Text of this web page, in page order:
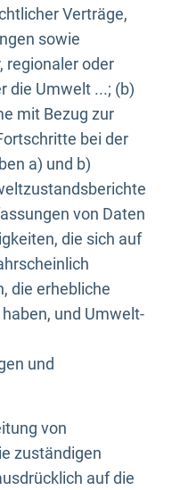
Verträge,
sowie
regionaler oder
die Umwelt ...; (b)
mit Bezug zur
bei der
a) und b)
von Daten
die sich auf
die erhebliche
und Umwelt-
und
von
zuständigen
auf die